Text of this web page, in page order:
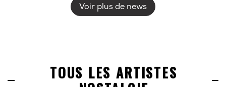
Voir plus de news
TOUS LES ARTISTES